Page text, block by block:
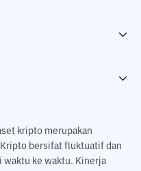
kripto merupakan
bersifat fluktuatif dan
waktu ke waktu. Kinerja